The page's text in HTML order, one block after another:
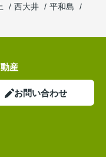
西大井
平和島
産
お問い合わせ